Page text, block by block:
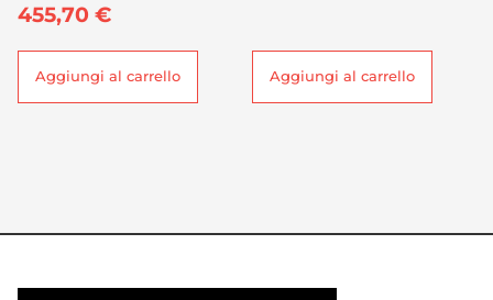
455,70 €
Aggiungi al carrello Aggiungi al carrello